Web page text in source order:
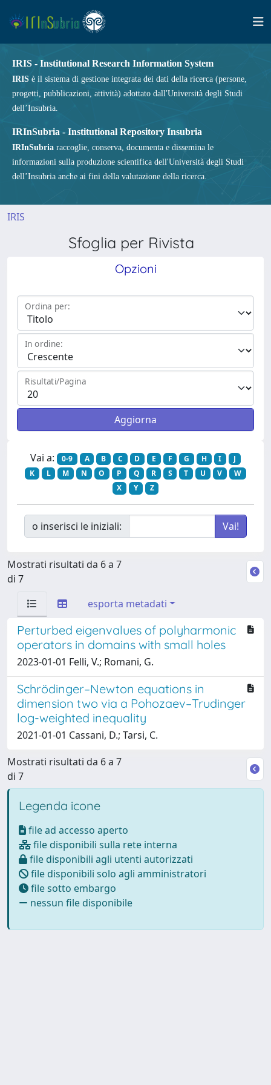
IRIS - Institutional Research Information System
IRIS è il sistema di gestione integrata dei dati della ricerca (persone,
progetti, pubblicazioni, attività) adottato dall'Università degli Studi
dell’Insubria.
IRInSubria - Institutional Repository Insubria
IRInSubria raccoglie, conserva, documenta e dissemina le
informazioni sulla produzione scientifica dell'Università degli Studi
dell’Insubria anche ai fini della valutazione della ricerca.
IRIS
Sfoglia per Rivista
Opzioni
Ordina per:
In ordine:
Risultati/Pagina
Vai a: 0-9 A B C D E F G H I
J
K
L M N O P Q R S T U V
W
X
Y Z
o inserisci le iniziali:
Mostrati risultati da 6 a 7
di 7
esporta metadati
Perturbed eigenvalues of polyharmonic
operators in domains with small holes
2023-01-01 Felli, V.; Romani, G.
Schrödinger–Newton equations in
dimension two via a Pohozaev–Trudinger
log-weighted inequality
2021-01-01 Cassani, D.; Tarsi, C.
Mostrati risultati da 6 a 7
di 7
Legenda icone
file ad accesso aperto
file disponibili sulla rete interna
file disponibili agli utenti autorizzati
file disponibili solo agli amministratori
file sotto embargo
nessun file disponibile